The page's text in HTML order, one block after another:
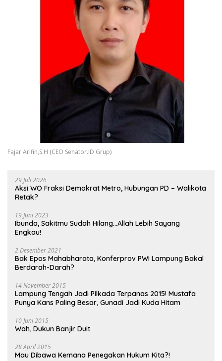
Fajar Arifin,S.H (CEO Senator.ID Grup)
29 Juli 2026
Aksi WO Fraksi Demokrat Metro, Hubungan PD – Walikota
Retak?
19 Juni 2023
Ibunda, Sakitmu Sudah Hilang…Allah Lebih Sayang
Engkau!
2 Desember 2021
Bak Epos Mahabharata, Konferprov PWI Lampung Bakal
Berdarah-Darah?
14 November 2015
Lampung Tengah Jadi Pilkada Terpanas 2015! Mustafa
Punya Kans Paling Besar, Gunadi Jadi Kuda Hitam
10 Juni 2015
Wah, Dukun Banjir Duit
28 April 2015
Mau Dibawa Kemana Penegakan Hukum Kita?!